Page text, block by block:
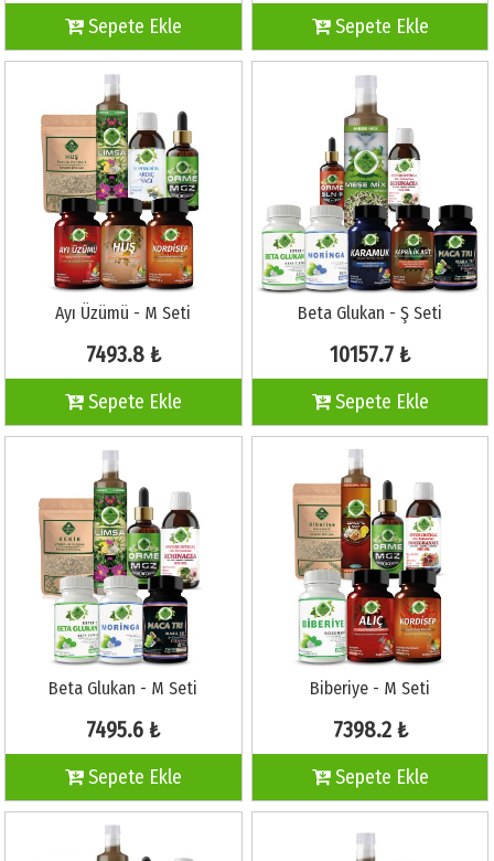
Sepete Ekle Sepete Ekle
Ayı Üzümü - M Seti
7493.8 ₺
Sepete Ekle
Beta Glukan - Ş Seti
10157.7 ₺
Sepete Ekle
Beta Glukan - M Seti
7495.6 ₺
Sepete Ekle
Biberiye - M Seti
7398.2 ₺
Sepete Ekle